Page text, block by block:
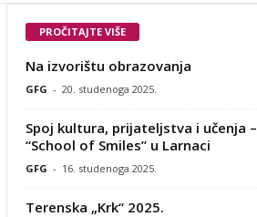
PROČITAJTE VIŠE
Na izvorištu obrazovanja
GFG - 20. studenoga 2025.
Spoj kultura, prijateljstva i učenja –
“School of Smiles” u Larnaci
GFG - 16. studenoga 2025.
Terenska „Krk“ 2025.